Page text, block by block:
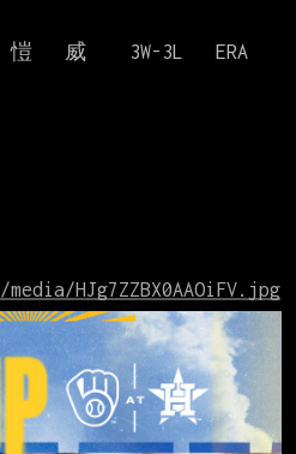
威    3W-3L   ERA
HJg7ZZBX0AAOiFV.jpg